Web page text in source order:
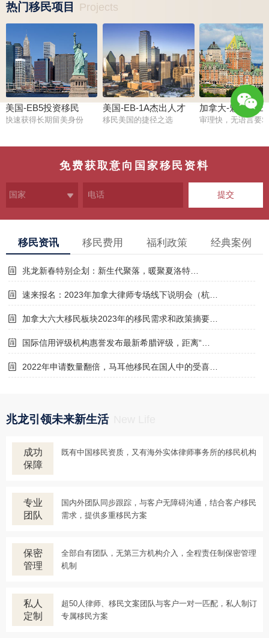
热门移民项目 Projects
美国-EB5投资移民
快速获得长期留美身份
美国-EB-1A杰出人才
移民美国的捷径之选
加拿大-魁省杰出
审理快，无语言要
免费获取意向国家移民资料
提交
移民资讯 移民费用 福利政策 经典案例
兆龙新春特别企划：新生代聚落，暖聚夏洛特…
速来报名：2023年加拿大律师专场线下说明会（杭…
加拿大六大移民板块2023年的移民需求和政策摘要…
国际信用评级机构惠誉发布最新希腊评级，距离“…
2022年申请数量翻倍，马耳他移民在国人中的受喜…
兆龙引领未来新生活
成功
保障
既有中国移民资质，又有海外实体律师事务所的移民机构
专业
团队
国内外团队同步跟踪，与客户无障碍沟通，结合客户移民
需求，提供多重移民方案
保密
管理
全部自有团队，无第三方机构介入，全程责任制保密管理
机制
私人
定制
超50人律师、移民文案团队与客户一对一匹配，私人制订
专属移民方案
1896649